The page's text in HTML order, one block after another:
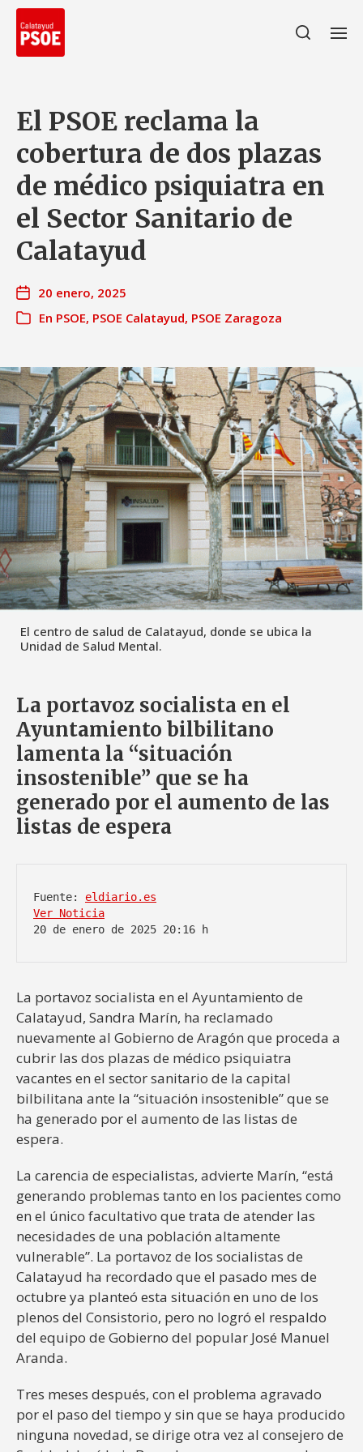
El PSOE reclama la
cobertura de dos plazas
de médico psiquiatra en
el Sector Sanitario de
Calatayud
20 enero, 2025
En PSOE, PSOE Calatayud, PSOE Zaragoza
El centro de salud de Calatayud, donde se ubica la
Unidad de Salud Mental.
La portavoz socialista en el
Ayuntamiento bilbilitano
lamenta la “situación
insostenible” que se ha
generado por el aumento de las
listas de espera
Fuente: eldiario.es
Ver Noticia
20 de enero de 2025 20:16 h
La portavoz socialista en el Ayuntamiento de
Calatayud, Sandra Marín, ha reclamado
nuevamente al Gobierno de Aragón que proceda a
cubrir las dos plazas de médico psiquiatra
vacantes en el sector sanitario de la capital
bilbilitana ante la “situación insostenible” que se
ha generado por el aumento de las listas de
espera.
La carencia de especialistas, advierte Marín, “está
generando problemas tanto en los pacientes como
en el único facultativo que trata de atender las
necesidades de una población altamente
vulnerable”. La portavoz de los socialistas de
Calatayud ha recordado que el pasado mes de
octubre ya planteó esta situación en uno de los
plenos del Consistorio, pero no logró el respaldo
del equipo de Gobierno del popular José Manuel
Aranda.
Tres meses después, con el problema agravado
por el paso del tiempo y sin que se haya producido
ninguna novedad, se dirige otra vez al consejero de